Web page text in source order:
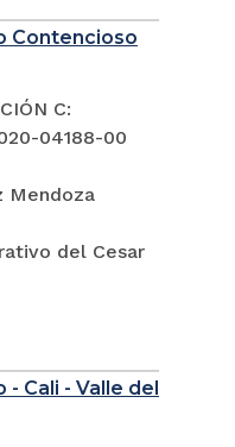
Contencioso
C:
04188-00
Mendoza
del Cesar
- Cali - Valle del